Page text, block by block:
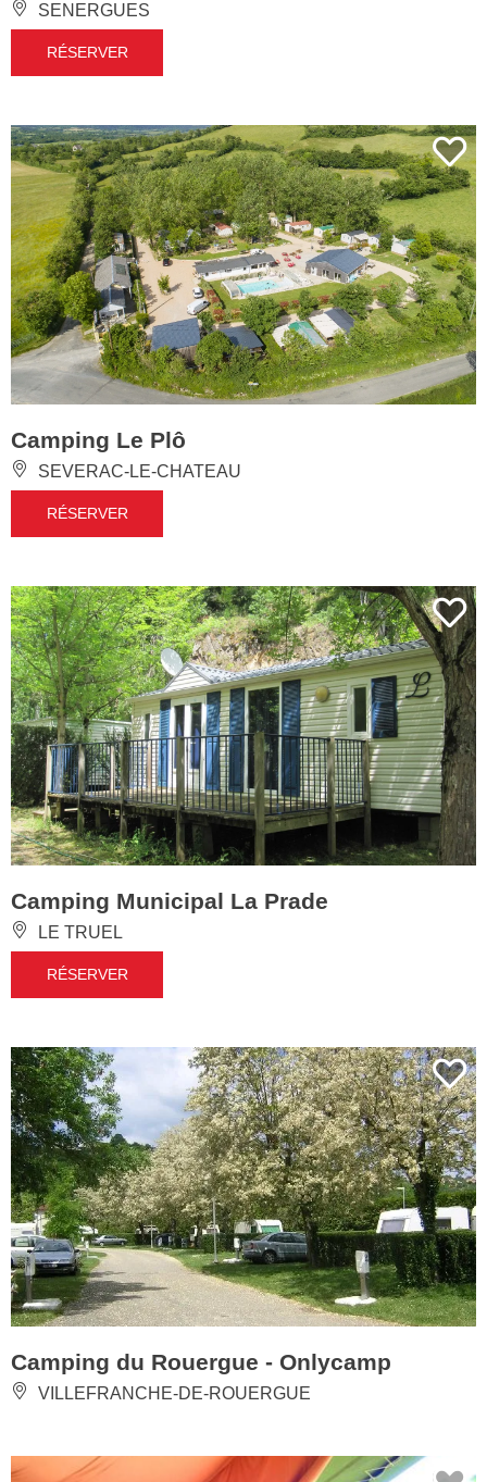
SENERGUES
RÉSERVER
Camping Le Plô
SEVERAC-LE-CHATEAU
RÉSERVER
Camping Municipal La Prade
LE TRUEL
RÉSERVER
Camping du Rouergue - Onlycamp
VILLEFRANCHE-DE-ROUERGUE